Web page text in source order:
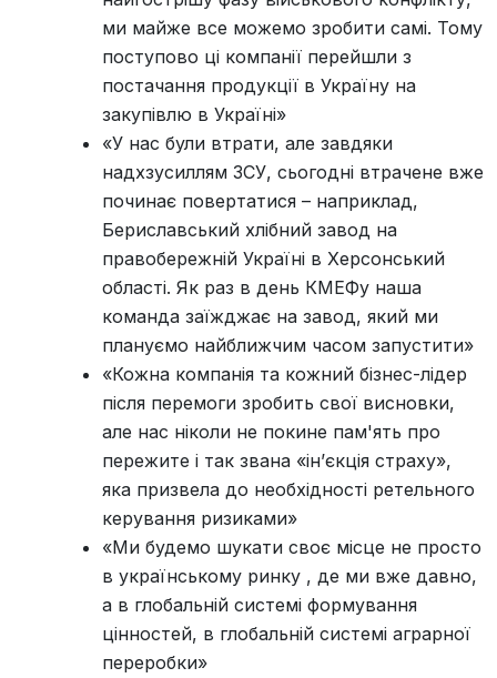
ми майже все можемо зробити самі. Тому
поступово ці компанії перейшли з
постачання продукції в Україну на
закупівлю в Україні»
«У нас були втрати, але завдяки
надхзусиллям ЗСУ, сьогодні втрачене вже
починає повертатися – наприклад,
Бериславський хлібний завод на
правобережній Україні в Херсонський
області. Як раз в день КМЕФу наша
команда заїжджає на завод, який ми
плануємо найближчим часом запустити»
«Кожна компанія та кожний бізнес-лідер
після перемоги зробить свої висновки,
але нас ніколи не покине пам'ять про
пережите і так звана «ін’єкція страху»,
яка призвела до необхідності ретельного
керування ризиками»
«Ми будемо шукати своє місце не просто
в українському ринку , де ми вже давно,
а в глобальній системі формування
цінностей, в глобальній системі аграрної
переробки»